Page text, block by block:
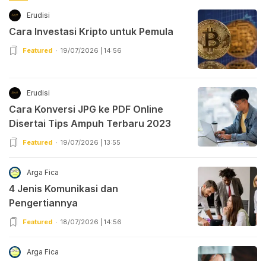
Erudisi
Cara Investasi Kripto untuk Pemula
Featured 19/07/2026 | 14:56
Erudisi
Cara Konversi JPG ke PDF Online
Disertai Tips Ampuh Terbaru 2023
Featured 19/07/2026 | 13:55
Arga Fica
4 Jenis Komunikasi dan
Pengertiannya
Featured 18/07/2026 | 14:56
Arga Fica